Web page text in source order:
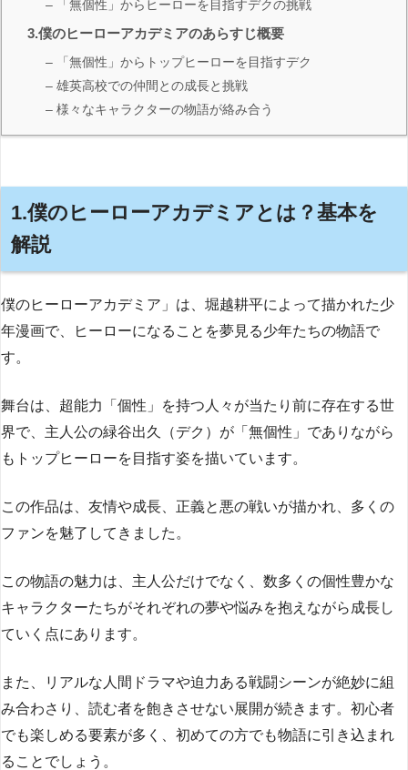
– 「無個性」からヒーローを目指すデクの挑戦
3.僕のヒーローアカデミアのあらすじ概要
– 「無個性」からトップヒーローを目指すデク
– 雄英高校での仲間との成長と挑戦
– 様々なキャラクターの物語が絡み合う
1.僕のヒーローアカデミアとは？基本を
解説
僕のヒーローアカデミア」は、堀越耕平によって描かれた少
年漫画で、ヒーローになることを夢見る少年たちの物語で
す。
舞台は、超能力「個性」を持つ人々が当たり前に存在する世
界で、主人公の緑谷出久（デク）が「無個性」でありながら
もトップヒーローを目指す姿を描いています。
この作品は、友情や成長、正義と悪の戦いが描かれ、多くの
ファンを魅了してきました。
この物語の魅力は、主人公だけでなく、数多くの個性豊かな
キャラクターたちがそれぞれの夢や悩みを抱えながら成長し
ていく点にあります。
また、リアルな人間ドラマや迫力ある戦闘シーンが絶妙に組
み合わさり、読む者を飽きさせない展開が続きます。初心者
でも楽しめる要素が多く、初めての方でも物語に引き込まれ
ることでしょう。